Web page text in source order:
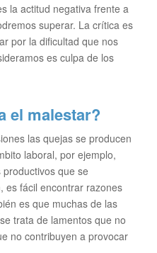
la actitud negativa frente a
superar. La crítica es
por la dificultad que nos
es culpa de los
el malestar?
las quejas se producen
laboral, por ejemplo,
que se
es fácil encontrar razones
es que muchas de las
trata de lamentos que no
no contribuyen a provocar